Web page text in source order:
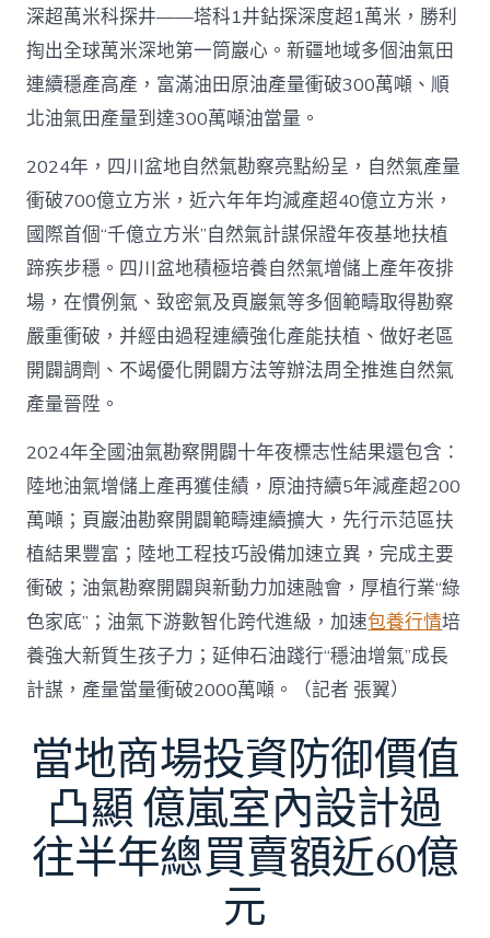
深超萬米科探井——塔科1井鉆探深度超1萬米，勝利
掏出全球萬米深地第一筒巖心。新疆地域多個油氣田
連續穩產高產，富滿油田原油產量衝破300萬噸、順
北油氣田產量到達300萬噸油當量。
2024年，四川盆地自然氣勘察亮點紛呈，自然氣產量
衝破700億立方米，近六年年均減產超40億立方米，
國際首個“千億立方米”自然氣計謀保證年夜基地扶植
蹄疾步穩。四川盆地積極培養自然氣增儲上產年夜排
場，在慣例氣、致密氣及頁巖氣等多個範疇取得勘察
嚴重衝破，并經由過程連續強化產能扶植、做好老區
開闢調劑、不竭優化開闢方法等辦法周全推進自然氣
產量晉陞。
2024年全國油氣勘察開闢十年夜標志性結果還包含：
陸地油氣增儲上產再獲佳績，原油持續5年減產超200
萬噸；頁巖油勘察開闢範疇連續擴大，先行示范區扶
植結果豐富；陸地工程技巧設備加速立異，完成主要
衝破；油氣勘察開闢與新動力加速融會，厚植行業“綠
色家底”；油氣下游數智化跨代進級，加速包養行情培
養強大新質生孩子力；延伸石油踐行“穩油增氣”成長
計謀，產量當量衝破2000萬噸。（記者 張翼）
當地商場投資防御價值
凸顯 億嵐室內設計過
往半年總買賣額近60億
元